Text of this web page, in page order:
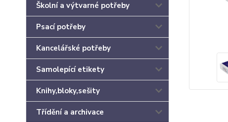
Školní a výtvarné potřeby
Psací potřeby
Kancelářské potřeby
Samolepící etikety
Knihy,bloky,sešity
Třídění a archivace